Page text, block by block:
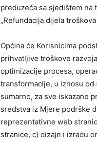
preduzeća sa sjedištem na
„Refundacija dijela
Općina će Korisnicima
prihvatljive troškove
optimizacije procesa,
transformacije, u iznosu od
sumarno, za sve iskazane
sredstva iz Mjere podrške
reprezentativne web
stranice, c) dizajn i izradu